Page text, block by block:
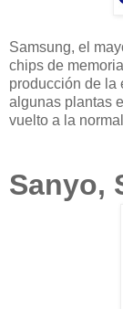
Samsung, el
chips de
producción de la
algunas plantas
vuelto a la
Sanyo,